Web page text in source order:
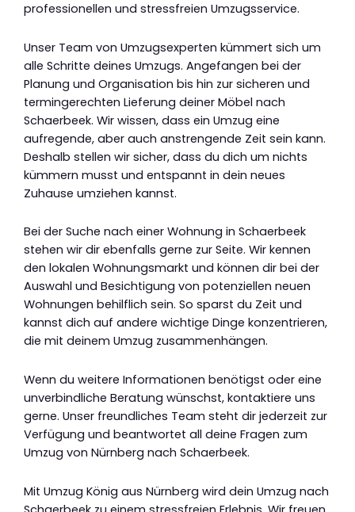
professionellen und stressfreien Umzugsservice.
Unser Team von Umzugsexperten kümmert sich um
alle Schritte deines Umzugs. Angefangen bei der
Planung und Organisation bis hin zur sicheren und
termingerechten Lieferung deiner Möbel nach
Schaerbeek. Wir wissen, dass ein Umzug eine
aufregende, aber auch anstrengende Zeit sein kann.
Deshalb stellen wir sicher, dass du dich um nichts
kümmern musst und entspannt in dein neues
Zuhause umziehen kannst.
Bei der Suche nach einer Wohnung in Schaerbeek
stehen wir dir ebenfalls gerne zur Seite. Wir kennen
den lokalen Wohnungsmarkt und können dir bei der
Auswahl und Besichtigung von potenziellen neuen
Wohnungen behilflich sein. So sparst du Zeit und
kannst dich auf andere wichtige Dinge konzentrieren,
die mit deinem Umzug zusammenhängen.
Wenn du weitere Informationen benötigst oder eine
unverbindliche Beratung wünschst, kontaktiere uns
gerne. Unser freundliches Team steht dir jederzeit zur
Verfügung und beantwortet all deine Fragen zum
Umzug von Nürnberg nach Schaerbeek.
Mit Umzug König aus Nürnberg wird dein Umzug nach